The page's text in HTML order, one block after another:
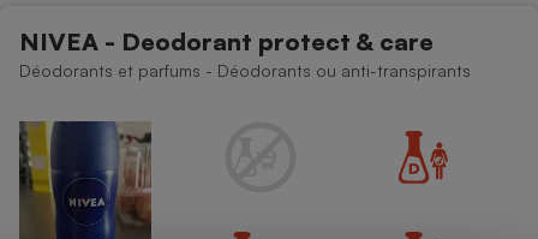
NIVEA - Deodorant protect & care
Déodorants et parfums - Déodorants ou anti-transpirants